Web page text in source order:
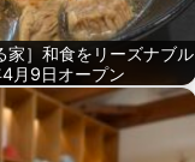
家］和食をリーズナブル
月9日オープン